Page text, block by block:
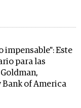
impensable": Este
para las
Bank of America